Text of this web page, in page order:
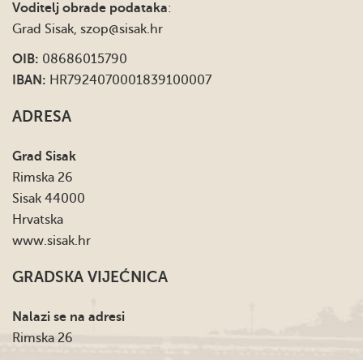
Voditelj obrade podataka:
Grad Sisak, szop@sisak.hr
OIB: 08686015790
IBAN: HR7924070001839100007
ADRESA
Grad Sisak
Rimska 26
Sisak 44000
Hrvatska
www.sisak.hr
GRADSKA VIJEĆNICA
Nalazi se na adresi
Rimska 26